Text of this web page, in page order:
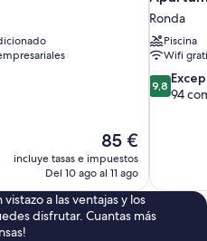
El
precio
actual
de
85 €
85 €
incluye tasas e impuestos
Del 10 ago al 11 ago
Ronda
Piscina
Wifi
9.8
sobre
9,8
94
a las ventajas y los
disfrutar. Cuantas más